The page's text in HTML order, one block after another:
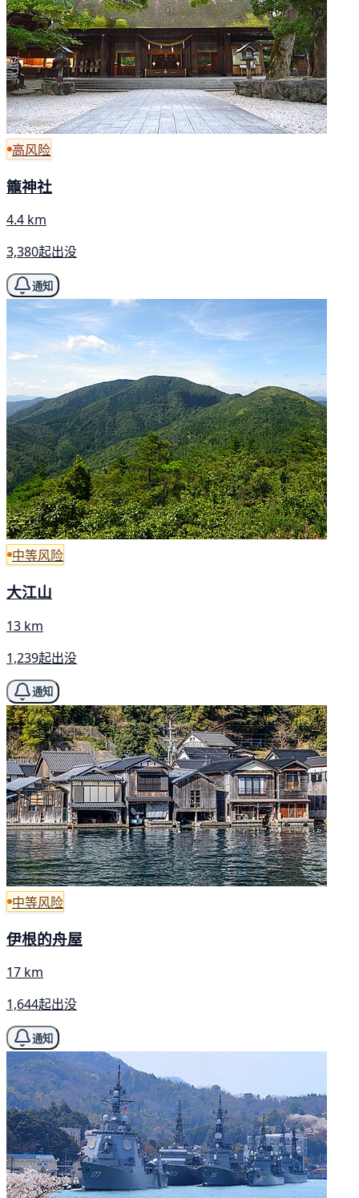
高风险
籠神社
4.4 km
3,380起出没
通知
中等风险
大江山
13 km
1,239起出没
通知
中等风险
伊根的舟屋
17 km
1,644起出没
通知